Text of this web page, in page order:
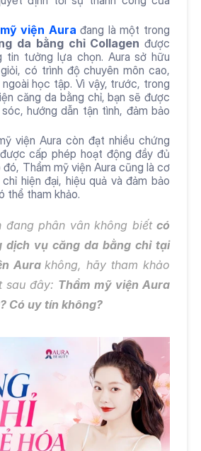
viện Aura đang là một trong
da bằng chỉ Collagen được
tin tưởng lựa chọn. Aura sở hữu
có trình độ chuyên môn cao,
học tập. Vì vậy, trước, trong
căng da bằng chỉ, bạn sẽ được
hướng dẫn tận tình, đảm bảo
viện Aura còn đạt nhiều chứng
cấp phép hoạt động đầy đủ
Thẩm mỹ viện Aura cũng là cơ
hiện đại, hiệu quả và đảm bảo
thể tham khảo.
đang phân vân không biết có
dịch vụ căng da bằng chỉ tại
Aura không, hãy tham khảo
sau đây: Thẩm mỹ viện Aura
? Có uy tín không?